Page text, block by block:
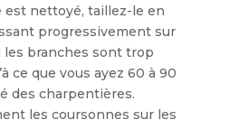
est nettoyé, taillez-le en
progressivement sur
les branches sont trop
ce que vous ayez 60 à 90
des charpentières.
les coursonnes sur les